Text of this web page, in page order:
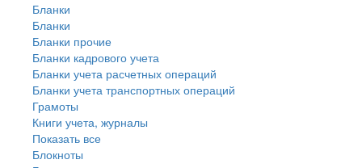
Бланки
Бланки
Бланки прочие
Бланки кадрового учета
Бланки учета расчетных операций
Бланки учета транспортных операций
Грамоты
Книги учета, журналы
Показать все
Блокноты